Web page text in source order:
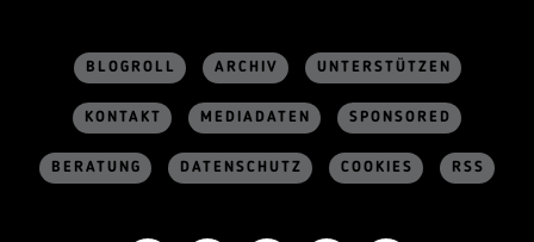
BLOGROLL ARCHIV UNTERSTÜTZEN
KONTAKT MEDIADATEN SPONSORED
BERATUNG DATENSCHUTZ COOKIES RSS